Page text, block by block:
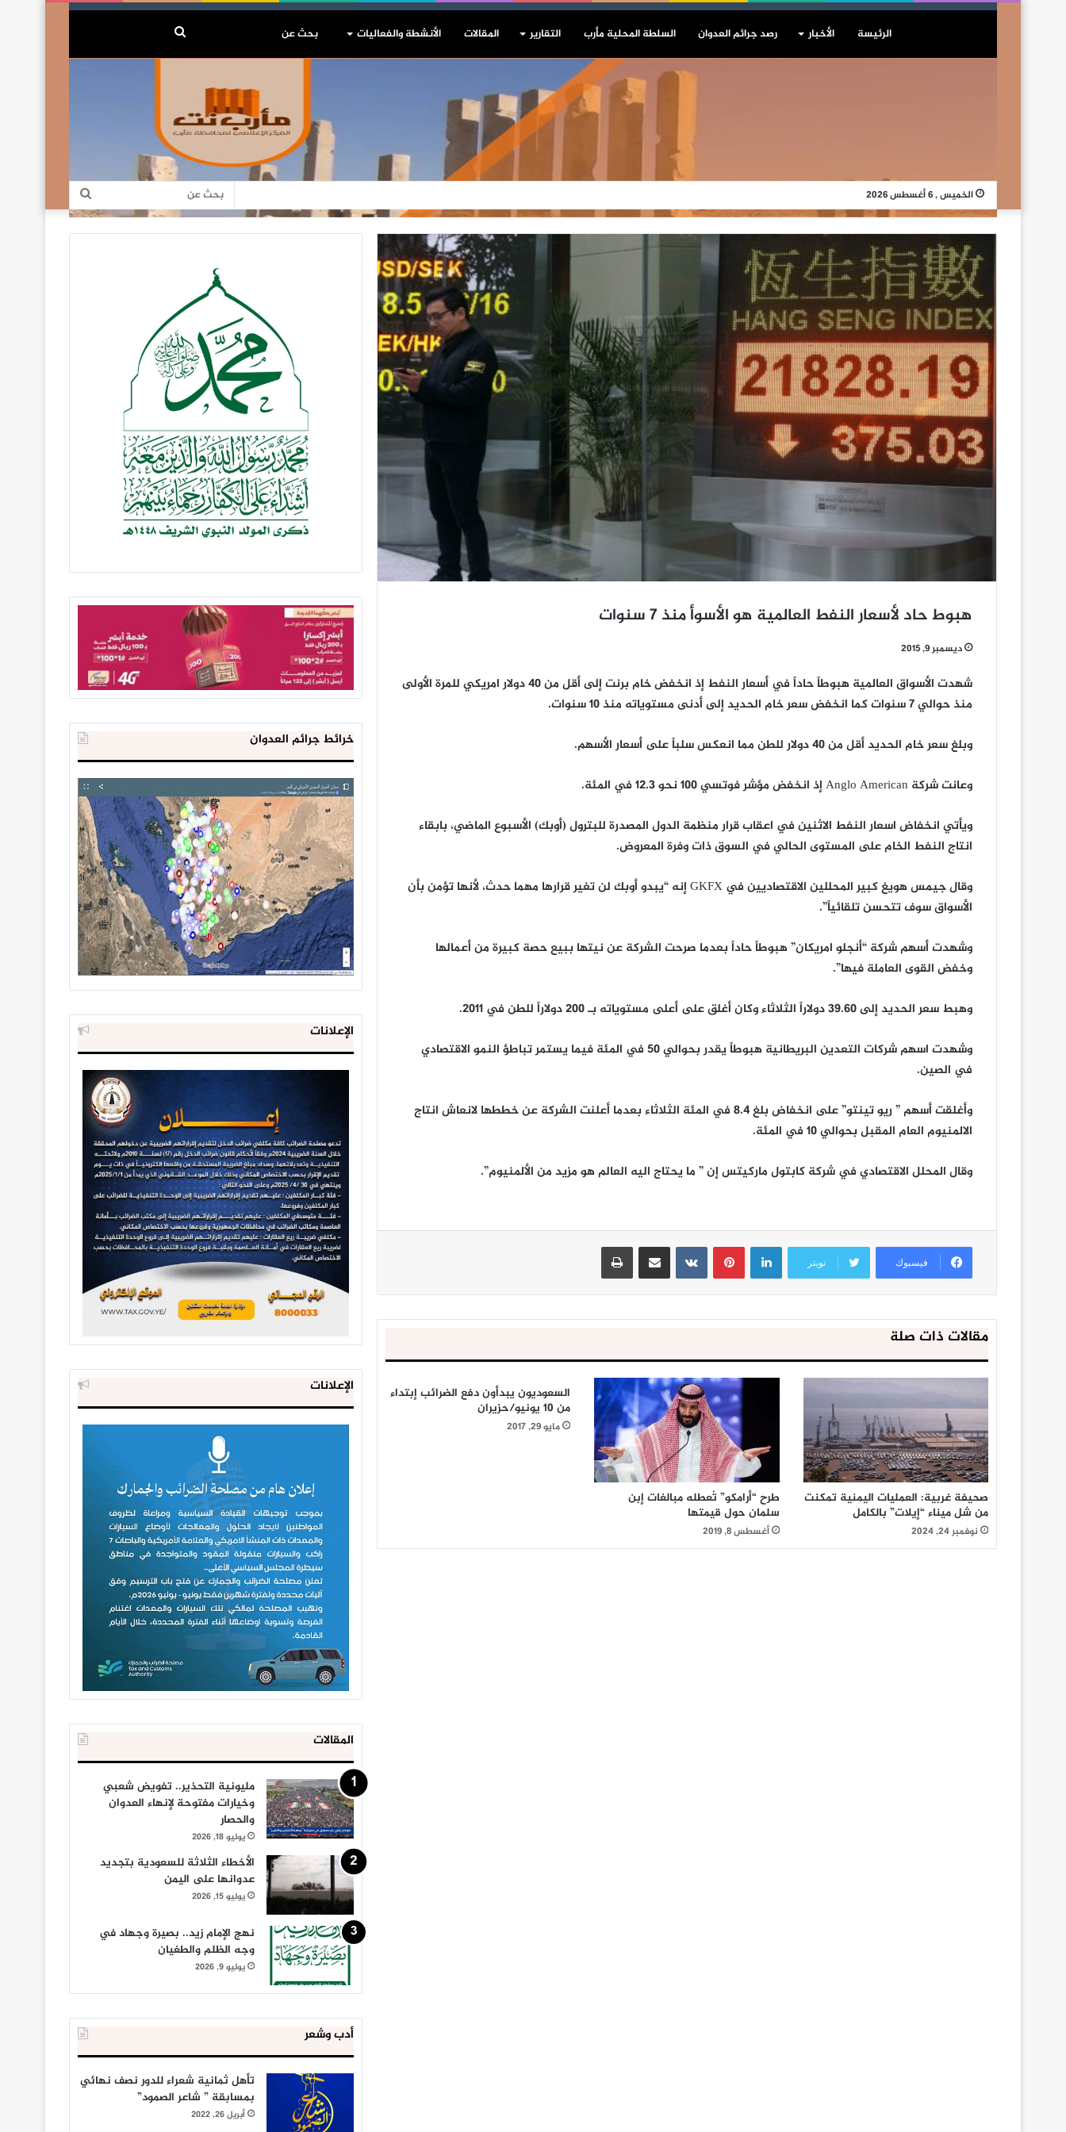
الرئيسة الأخبار رصد جرائم العدوان السلطة المحلية مأرب التقارير المقالات الأنشطة والفعاليات بحث
الخميس , 6 أغسطس 2026
بحث
عن
هبوط حاد لأسعار النفط العالمية هو الأسوأ منذ 7 سنوات
ديسمبر 9, 2015
شهدت الأسواق العالمية هبوطاً حاداً في أسعار النفط إذ انخفض خام برنت إلى أقل من 40 دولار امريكي للمرة الأولى
منذ حوالي 7 سنوات كما انخفض سعر خام الحديد إلى أدنى مستوياته منذ 10 سنوات.
وبلغ سعر خام الحديد أقل من 40 دولار للطن مما انعكس سلباً على أسعار الأسهم.
وعانت شركة Anglo American إذ انخفض مؤشر فوتسي 100 نحو 12.3 في المئة.
ويأتي انخفاض اسعار النفط الاثنين في اعقاب قرار منظمة الدول المصدرة للبترول (أوبك) الأسبوع الماضي، بابقاء
انتاج النفط الخام على المستوى الحالي في السوق ذات وفرة المعروض.
وقال جيمس هويغ كبير المحللين الاقتصاديين في GKFX إنه “يبدو أوبك لن تغير قرارها مهما حدث، لأنها تؤمن بأن
الأسواق سوف تتحسن تلقائياً”.
وشهدت أسهم شركة “أنجلو امريكان” هبوطاً حاداً بعدما صرحت الشركة عن نيتها ببيع حصة كبيرة من أعمالها
وخفض القوى العاملة فيها”.
وهبط سعر الحديد إلى 39.60 دولاراً الثلاثاء وكان أغلق على أعلى مستوياته بـ 200 دولاراً للطن في 2011.
وشهدت اسهم شركات التعدين البريطانية هبوطاً يقدر بحوالي 50 في المئة فيما يستمر تباطؤ النمو الاقتصادي
في الصين.
وأغلقت أسهم ” ريو تينتو” على انخفاض بلغ 8.4 في المئة الثلاثاء بعدما أعلنت الشركة عن خططها لانعاش انتاج
الالمنيوم العام المقبل بحوالي 10 في المئة.
وقال المحلل الاقتصادي في شركة كابتول ماركيتس إن ” ما يحتاج اليه العالم هو مزيد من الألمنيوم”.
فيسبوك تويتر
لينكدإنبينتيريست مشاركة عبر البريد طباعة
مقالات ذات صلة
صحيفة غربية: العمليات اليمنية تمكنت
من شل ميناء “إيلات” بالكامل
نوفمبر 24, 2024
طرح “أرامكو” تُعطله مبالغات إبن
سلمان حول قيمتها
أغسطس 8, 2019
السعوديون يبدأون دفع الضرائب إبتداء
من 10 يونيو/حزيران
مايو 29, 2017
خرائط جرائم العدوان
الإعلانات
الإعلانات
المقالات
مليونية التحذير.. تفويض شعبي
وخيارات مفتوحة لإنهاء العدوان
والحصار
يوليو 18, 2026
الأخطاء الثلاثة للسعودية بتجديد
عدوانها على اليمن
يوليو 15, 2026
نهج الإمام زيد.. بصيرة وجهاد في
وجه الظلم والطغيان
يوليو 9, 2026
أدب وشعر
تأهل ثمانية شعراء للدور نصف نهائي
بمسابقة ” شاعر الصمود”
أبريل 26, 2022